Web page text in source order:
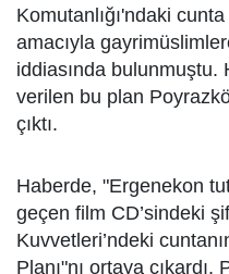
Komutanlığı'ndaki
amacıyla
iddiasında bulunmuştu.
verilen bu plan
çıktı.
Haberde, "Ergenekon
geçen film CD’sindeki
Kuvvetleri’ndeki
Planı"nı ortaya